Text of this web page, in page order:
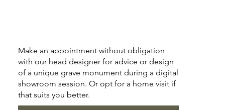
Make an appointment without obligation
with our head designer for advice or design
of a unique grave monument during a digital
showroom session. Or opt for a home visit if
that suits you better.